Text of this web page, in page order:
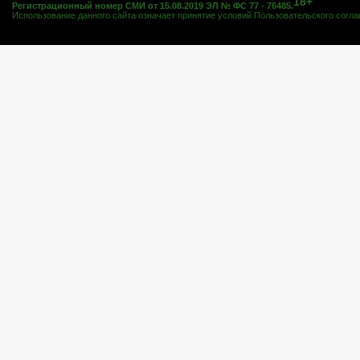
Регистрационный номер СМИ от 15.08.2019 ЭЛ № ФС 77 - 76485.
Использование данного сайта означает принятие условий Пользовательского